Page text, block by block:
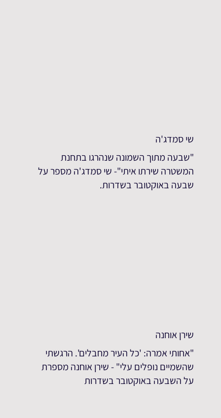
שי סמדג'ה
"שבעה מתוך השמונה שנהרגו בתחנת
המשטרה שירתו איתי"- שי סמדג'ה מספר על
שבעה באוקטובר בשדרות.
שירן אוחנה
"אחותי אמרה: 'כל העיר מחבלים'. הרגשתי
שהשמיים נופלים עלי" - שירן אוחנה מספרת
על השבעה באוקטובר בשדרות